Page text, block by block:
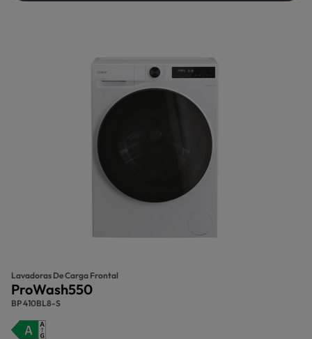
Lavadoras De Carga Frontal
ProWash550
BP 410BL8-S